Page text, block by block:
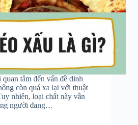
tâm đến vấn đề dinh
còn quá xa lại với thuật
nhiên, loại chất này vẫn
người đang…